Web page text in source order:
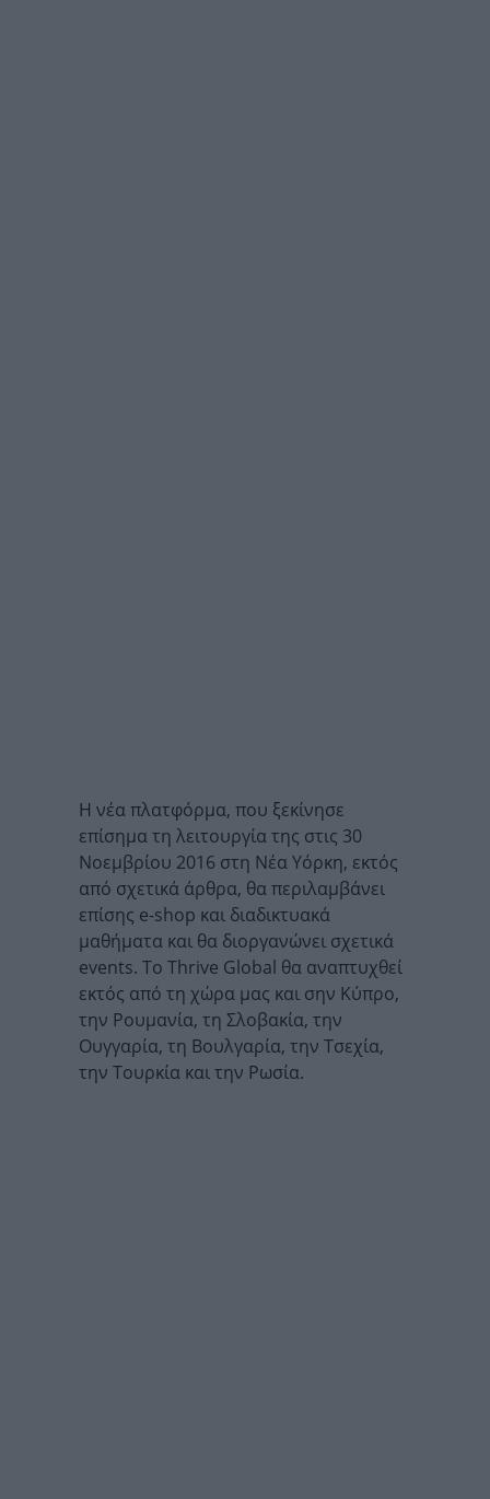
Η νέα πλατφόρμα, που ξεκίνησε
επίσημα τη λειτουργία της στις 30
Νοεμβρίου 2016 στη Νέα Υόρκη, εκτός
από σχετικά άρθρα, θα περιλαμβάνει
επίσης e-shop και διαδικτυακά
μαθήματα και θα διοργανώνει σχετικά
events. Το Thrive Global θα αναπτυχθεί
εκτός από τη χώρα μας και σην Κύπρο,
την Ρουμανία, τη Σλοβακία, την
Ουγγαρία, τη Βουλγαρία, την Τσεχία,
την Τουρκία και την Ρωσία.